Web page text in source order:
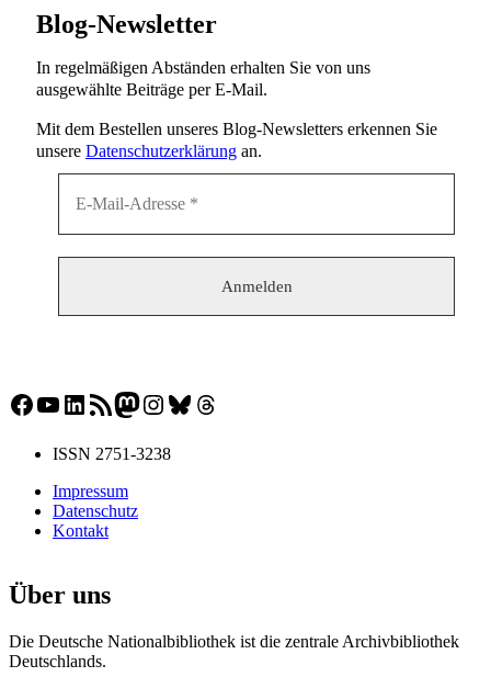
Blog-Newsletter
In regelmäßigen Abständen erhalten Sie von uns
ausgewählte Beiträge per E-Mail.
Mit dem Bestellen unseres Blog-Newsletters erkennen Sie
unsere Datenschutzerklärung an.
Facebook
YouTube
LinkedIn
RSS-FeedMastodon
Instagram
Bluesky
Threads
ISSN 2751-3238
Impressum
Datenschutz
Kontakt
Über uns
Die Deutsche Nationalbibliothek ist die zentrale Archivbibliothek
Deutschlands.